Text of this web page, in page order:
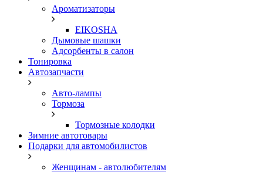
Ароматизаторы
EIKOSHA
Дымовые шашки
Адсорбенты в салон
Тонировка
Автозапчасти
Авто-лампы
Тормоза
Тормозные колодки
Зимние автотовары
Подарки для автомобилистов
Женщинам - автолюбителям